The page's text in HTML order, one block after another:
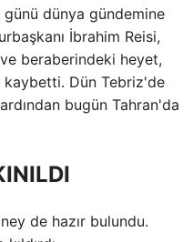
dünya gündemine
İbrahim Reisi,
beraberindeki heyet,
kaybetti. Dün Tebriz'de
bugün Tahran'da
de hazır bulundu.